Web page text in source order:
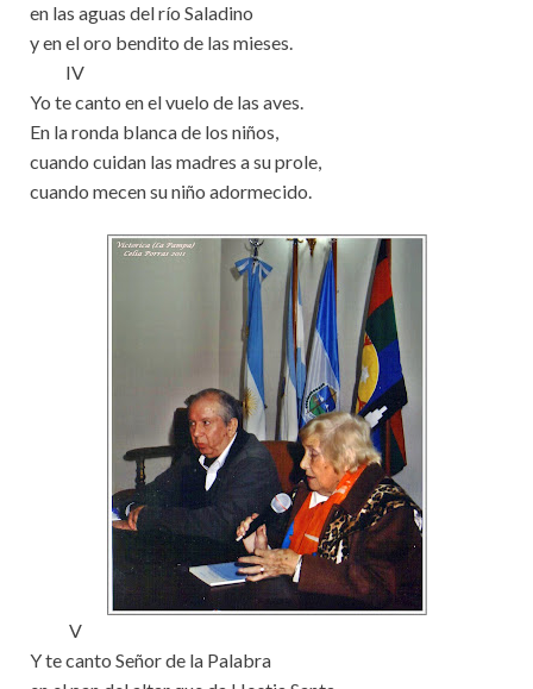
en las aguas del río Saladino
y en el oro bendito de las mieses.
IV
Yo te canto en el vuelo de las aves.
En la ronda blanca de los niños,
cuando cuidan las madres a su prole,
cuando mecen su niño adormecido.
V
Y te canto Señor de la Palabra